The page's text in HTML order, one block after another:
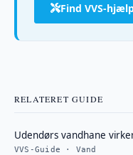
Find VVS-
RELATERET GUIDE
Udendørs vandhane
VVS-Guide · Vand